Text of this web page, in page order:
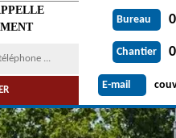
Bureau
Chantier
E-mail